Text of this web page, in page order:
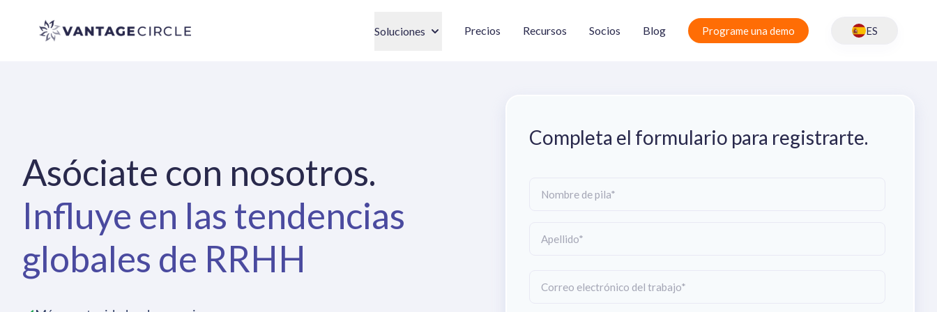
Vantage Circle Soluciones Precios Recursos Socios Blog Programe una demo ES
Asóciate con nosotros.
Influye en las tendencias
globales de RRHH
Completa el formulario para registrarte.